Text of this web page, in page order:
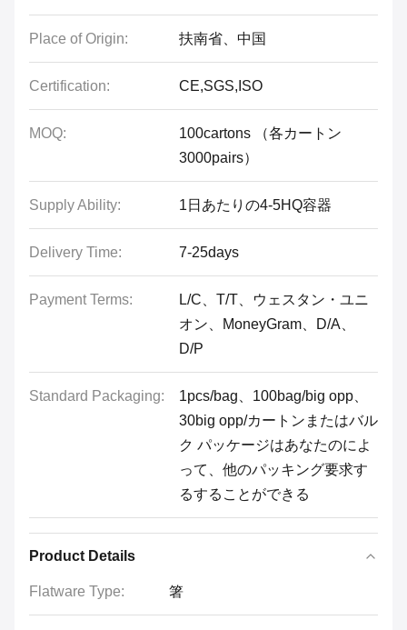
Place of Origin: 扶南省、中国
Certification: CE,SGS,ISO
MOQ:
100cartons （各カートン
3000pairs）
Supply Ability: 1日あたりの4-5HQ容器
Delivery Time: 7-25days
Payment Terms:
L/C、T/T、ウェスタン・ユニ
オン、MoneyGram、D/A、
D/P
Standard Packaging:
1pcs/bag、100bag/big opp、
30big opp/カートンまたはバル
ク パッケージはあなたのによ
って、他のパッキング要求す
るすることができる
Product Details
Flatware Type: 箸